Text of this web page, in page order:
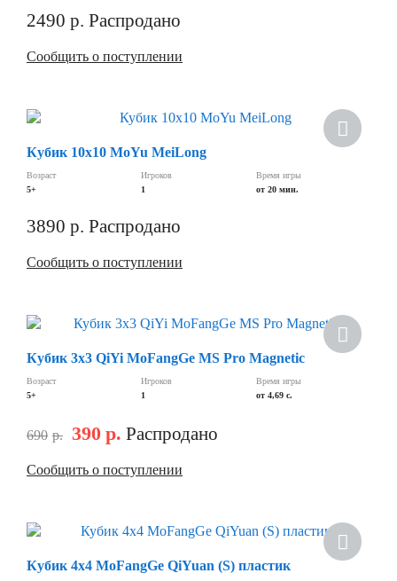
2490 р. Распродано
Сообщить о поступлении
Скидка
Кубик 10х10 MoYu MeiLong
Возраст
5+
Игроков
1
Время игры
от 20 мин.
3890 р. Распродано
Сообщить о поступлении
Кубик 3х3 QiYi MoFangGe MS Pro Magnetic
Возраст
5+
Игроков
1
Время игры
от 4,69 c.
690 р. 390 р. Распродано
Сообщить о поступлении
Скидка
Кубик 4х4 MoFangGe QiYuan (S) пластик